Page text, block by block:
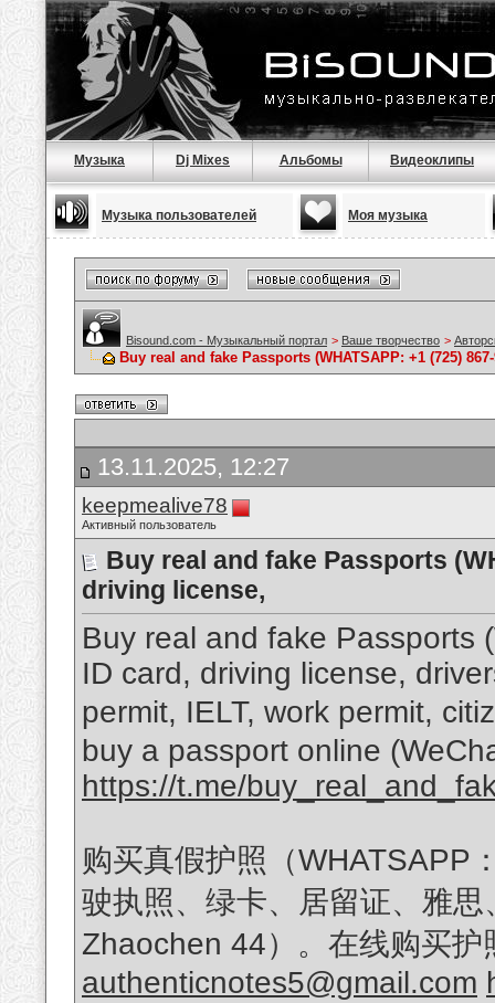
Музыка Dj Mixes Альбомы Видеоклипы
Музыка пользователей Моя музыка
Bisound.com - Музыкальный портал > Ваше творчество >
Buy real and fake Passports (WHATSAPP: +1 (725)
13.11.2025, 12:27
keepmealive78
Активный пользователь
Buy real and fake Passports
driving license,
Buy real and fake Passports
ID card, driving license,
permit, IELT, work permit,
buy a passport online
https://t.me/
购买真假护照（WHATSAPP
驶执照、绿卡、居留证、雅
Zhaochen 44）。在线购买
authenticnotes5@gmail.com